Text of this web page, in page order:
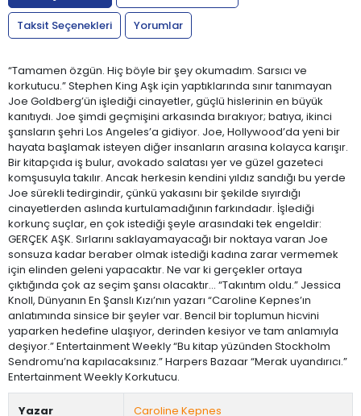
Taksit Seçenekleri
Yorumlar
“Tamamen özgün. Hiç böyle bir şey okumadım. Sarsıcı ve
korkutucu.” Stephen King Aşk için yaptıklarında sınır tanımayan
Joe Goldberg’ün işlediği cinayetler, güçlü hislerinin en büyük
kanıtıydı. Joe şimdi geçmişini arkasında bırakıyor; batıya, ikinci
şansların şehri Los Angeles’a gidiyor. Joe, Hollywood’da yeni bir
hayata başlamak isteyen diğer insanların arasına kolayca karışır.
Bir kitapçıda iş bulur, avokado salatası yer ve güzel gazeteci
komşusuyla takılır. Ancak herkesin kendini yıldız sandığı bu yerde
Joe sürekli tedirgindir, çünkü yakasını bir şekilde sıyırdığı
cinayetlerden aslında kurtulamadığının farkındadır. İşlediği
korkunç suçlar, en çok istediği şeyle arasındaki tek engeldir:
GERÇEK AŞK. Sırlarını saklayamayacağı bir noktaya varan Joe
sonsuza kadar beraber olmak istediği kadına zarar vermemek
için elinden geleni yapacaktır. Ne var ki gerçekler ortaya
çıktığında çok az seçim şansı olacaktır… “Takıntım oldu.” Jessica
Knoll, Dünyanın En Şanslı Kızı’nın yazarı “Caroline Kepnes’ın
anlatımında sinsice bir şeyler var. Bencil bir toplumun hicvini
yaparken hedefine ulaşıyor, derinden kesiyor ve tam anlamıyla
deşiyor.” Entertainment Weekly “Bu kitap yüzünden Stockholm
Sendromu’na kapılacaksınız.” Harpers Bazaar “Merak uyandırıcı.”
Entertainment Weekly Korkutucu.
Yazar Caroline Kepnes